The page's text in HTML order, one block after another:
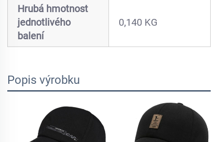
Hrubá hmotnost
jednotlivého
balení
0,140 KG
Popis výrobku